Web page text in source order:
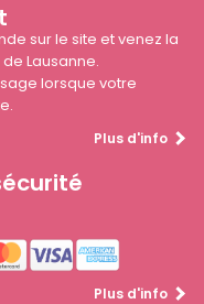
sur le site et venez la
Lausanne.
lorsque votre
Plus d'info
Plus d'info